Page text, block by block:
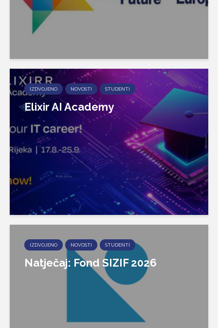
IZDVOJENO NOVOSTI STUDENTI
Elixir AI Academy
IZDVOJENO NOVOSTI STUDENTI
Natječaj: Fond SIZIF 2026